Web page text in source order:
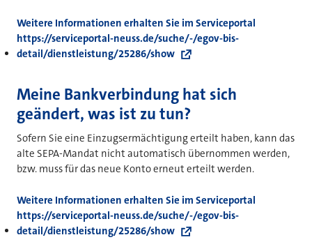
Weitere Informationen erhalten Sie im Serviceportal
https://serviceportal-neuss.de/suche/-/egov-bis-
detail/dienstleistung/25286/show
Meine Bankverbindung hat sich
geändert, was ist zu tun?
Sofern Sie eine Einzugsermächtigung erteilt haben, kann das
alte SEPA-Mandat nicht automatisch übernommen werden,
bzw. muss für das neue Konto erneut erteilt werden.
Weitere Informationen erhalten Sie im Serviceportal
https://serviceportal-neuss.de/suche/-/egov-bis-
detail/dienstleistung/25286/show